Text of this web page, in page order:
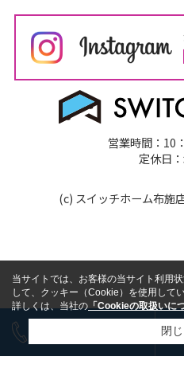
営業時間：10
定休日
(c) スイッチホーム布
当サイトでは、お客様の当サイト利用
して、クッキー（Cookie）を使用してい
詳しくは、当社の「Cookieの取扱いに
閉